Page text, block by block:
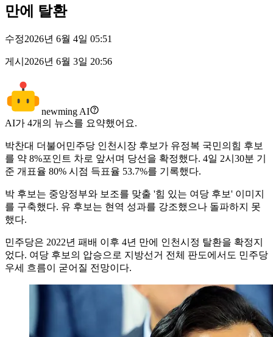
만에 탈환
수정2026년 6월 4일 05:51
게시 2026년 6월 3일 20:56
newming AI
AI가 4개의 뉴스를 요약했어요.
박찬대 더불어민주당 인천시장 후보가 유정복 국민의힘 후보
를 약 8%포인트 차로 앞서며 당선을 확정했다. 4일 2시30분 기
준 개표율 80% 시점 득표율 53.7%를 기록했다.
박 후보는 중앙정부와 보조를 맞출 '힘 있는 여당 후보' 이미지
를 구축했다. 유 후보는 현역 성과를 강조했으나 돌파하지 못
했다.
민주당은 2022년 패배 이후 4년 만에 인천시정 탈환을 확정지
었다. 여당 후보의 압승으로 지방선거 전체 판도에서도 민주당
우세 흐름이 굳어질 전망이다.